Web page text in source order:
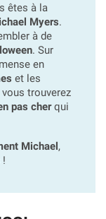
êtes à la
Myers.
à de
. Sur
en
et les
trouverez
pas cherqui
Michael,
!